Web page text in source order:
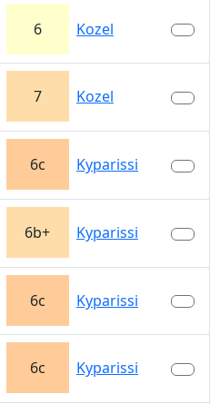
6 Kozel
7 Kozel
6c Kyparissi
6b+ Kyparissi
6c Kyparissi
6c Kyparissi